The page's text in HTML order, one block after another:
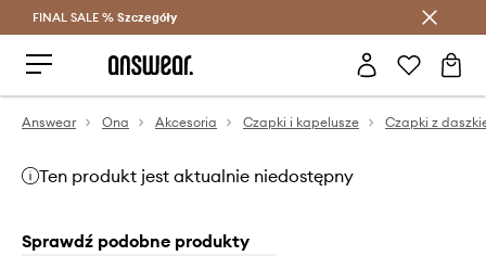
Oszczędzaj z Answear Club >
FINAL SALE % Szczegóły
Answear Ona Akcesoria Czapki i kapelusze Czapki z
Ten produkt jest aktualnie niedostępny
Sprawdź podobne produkty